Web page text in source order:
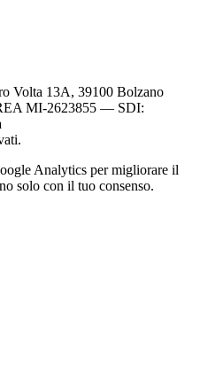
Volta 13A, 39100 Bolzano
MI-2623855 — SDI:
Analytics per migliorare il
solo con il tuo consenso.